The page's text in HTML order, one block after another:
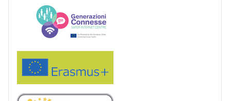
Erasmus+
eTwinning